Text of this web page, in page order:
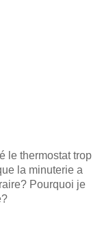
le thermostat trop
la minuterie a
Pourquoi je